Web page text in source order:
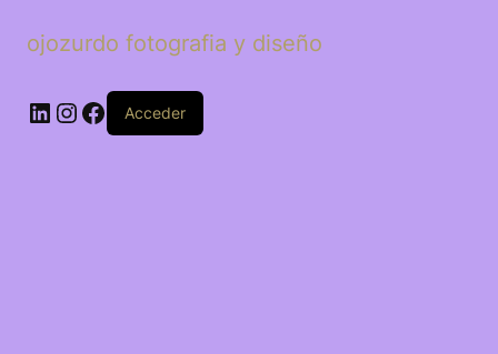
ojozurdo fotografia y diseño
LinkedIn
Instagram
Facebook
Acceder